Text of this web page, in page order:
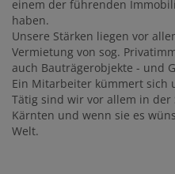
einem der führenden
haben.
Unsere Stärken liegen vor
Vermietung von sog.
auch Bauträgerobjekte - und
Ein Mitarbeiter kümmert sich
Tätig sind wir vor allem in der
Kärnten und wenn sie es
Welt.